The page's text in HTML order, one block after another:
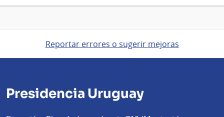
Reportar errores o sugerir mejoras
Presidencia Uruguay